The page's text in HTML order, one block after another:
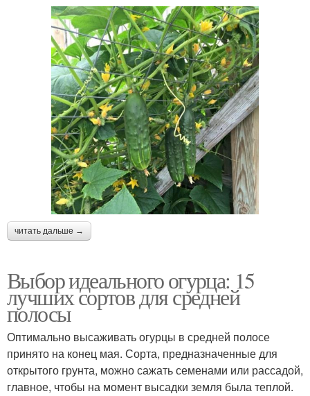
читать дальше →
Выбор идеального огурца: 15
лучших сортов для средней
полосы
Оптимально высаживать огурцы в средней полосе
принято на конец мая. Сорта, предназначенные для
открытого грунта, можно сажать семенами или рассадой,
главное, чтобы на момент высадки земля была теплой.